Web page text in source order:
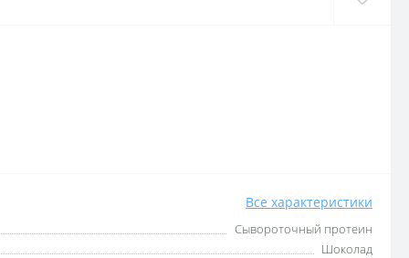
Все характеристики
Сывороточный протеин
Шоколад